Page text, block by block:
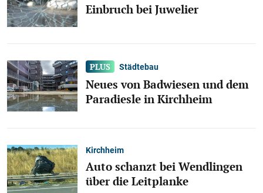
Einbruch bei Juwelier
Städtebau
Neues von Badwiesen und dem
Paradiesle in Kirchheim
Kirchheim
Auto schanzt bei Wendlingen
über die Leitplanke